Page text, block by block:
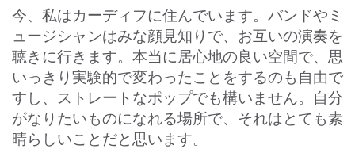
今、私はカーディフに住んでいます。バンドやミ
ュージシャンはみな顔見知りで、お互いの演奏を
聴きに行きます。本当に居心地の良い空間で、思
いっきり実験的で変わったことをするのも自由で
すし、ストレートなポップでも構いません。自分
がなりたいものになれる場所で、それはとても素
晴らしいことだと思います。